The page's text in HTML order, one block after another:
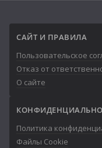
САЙТ И ПРАВИЛА
Пользовательское
Отказ от
О сайте
Политика
Файлы Cookie